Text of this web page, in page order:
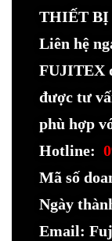
THIẾT BỊ
Liên hệ
FUJITEX
được tư
phù hợp
Hotline:
Mã số
Ngày
Email: